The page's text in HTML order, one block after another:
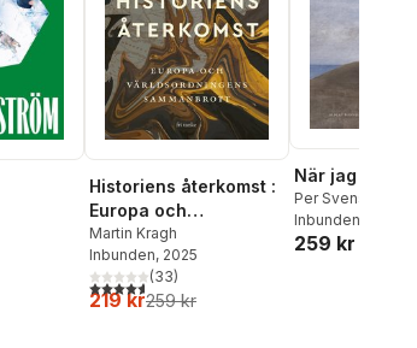
Historiens återkomst :
Europa och
världsordningens
sammanbrott
Martin Kragh
Inbunden, 2025
4,6utav 5 stjärnor. Totalt antal röster:
(33)
219 kr259 kr
När jag dog
Per Svensson
Inbunden
259 kr